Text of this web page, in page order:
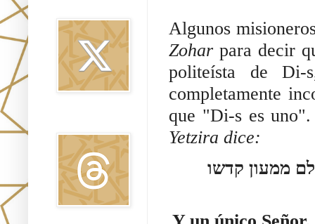
Algunos
Zohar para decir
politeísta de
completamente
que "Di-s es
Yetzira dice: